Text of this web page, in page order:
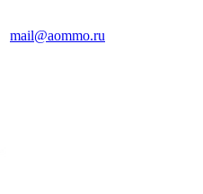
mail@aommo.ru